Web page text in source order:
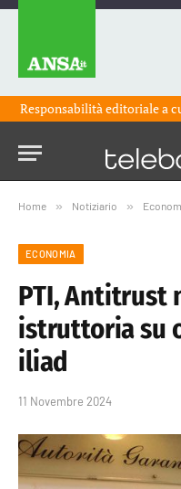
Responsabilità editoriale a
Home » Notiziario »
ECONOMIA
PTI, Antitrust
istruttoria su
iliad
11 Novembre 2024